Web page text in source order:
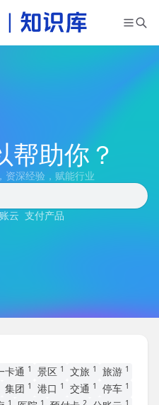
帮助你？
资深经验，赋能行业
云 支付产品
卡通 1 景区 1 文旅 1 旅游 1
集团 1 港口 1 交通 1 停车 1
1 1 2 1